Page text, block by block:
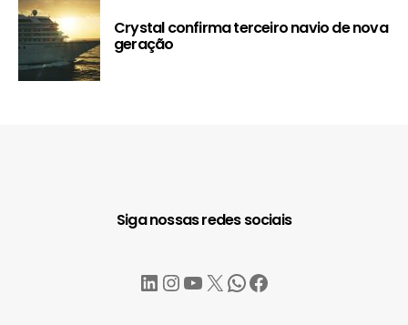
Crystal confirma terceiro navio de nova
geração
Siga nossas redes sociais
LinkedIn
Instagram
YouTube
X WhatsApp
Facebook